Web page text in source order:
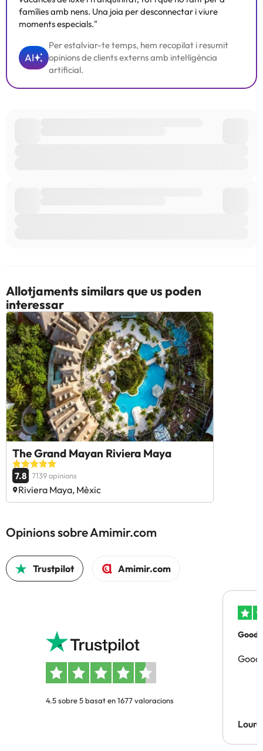
consultar les vostres tarifes directament a l'establiment. Tota la
informació d'aquesta fitxa està subjecta a canvis per part de
famílies amb nens. Una joia per desconnectar i viure
moments especials."
AI
Per estalviar-te temps, hem recopilat i resumit
opinions de clients externs amb intel·ligència
artificial.
Allotjaments similars que us poden
interessar
The Grand Mayan Riviera Maya
7.8 7139 opinions
Riviera Maya, Mèxic
Opinions sobre Amimir.com
Trustpilot Amimir.com
4.5 sobre 5 basat en 1677 valoracions
Good
Good